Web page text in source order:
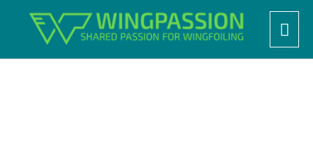
Start Unkategorisiert Cold Hawaii – Dänemark